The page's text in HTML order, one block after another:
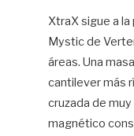
XtraX sigue a
Mystic de
áreas. Una
cantilever más
cruzada de
magnético